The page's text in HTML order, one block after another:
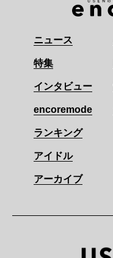
ニュース
特集
インタビュー
encoremode
ランキング
アイドル
アーカイブ